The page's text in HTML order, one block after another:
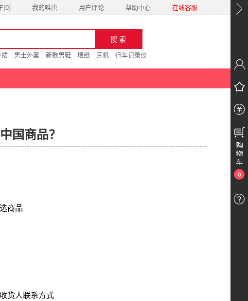
(0) 我的唯唐 用户评论 帮助中心 在线客服
男士外套 新款男鞋 墙纸 耳机 行车记录仪
国商品？
商品
货人联系方式
0